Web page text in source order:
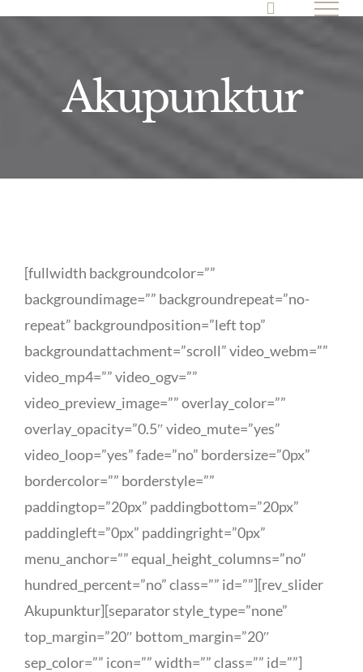
Skip
Akupunktur
[fullwidth backgroundcolor=””
backgroundimage=”” backgroundrepeat=”no-
repeat” backgroundposition=”left top”
backgroundattachment=”scroll” video_webm=””
video_mp4=”” video_ogv=””
video_preview_image=”” overlay_color=””
overlay_opacity=”0.5″ video_mute=”yes”
video_loop=”yes” fade=”no” bordersize=”0px”
bordercolor=”” borderstyle=””
paddingtop=”20px” paddingbottom=”20px”
paddingleft=”0px” paddingright=”0px”
menu_anchor=”” equal_height_columns=”no”
hundred_percent=”no” class=”” id=””][rev_slider
Akupunktur][separator style_type=”none”
top_margin=”20″ bottom_margin=”20″
sep_color=”” icon=”” width=”” class=”” id=””]